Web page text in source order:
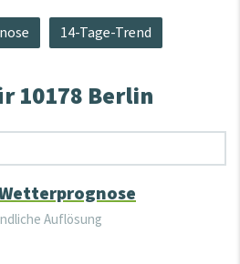
14-Tage-Trend
10178 Berlin
Auflösung